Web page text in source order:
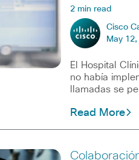
2 min read
Cisco
May
El Hospital
no había
llamadas se
Read More